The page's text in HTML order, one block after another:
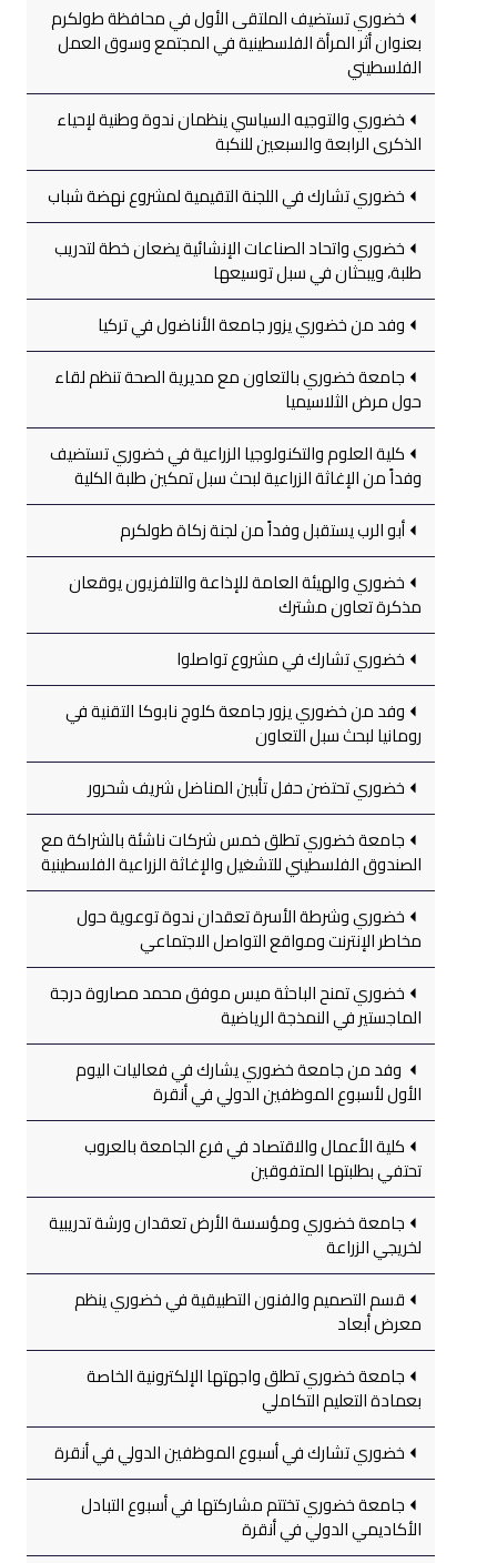
خضوري تستضيف الملتقى الأول في محافظة طولكرم
بعنوان أثر المرأة الفلسطينية في المجتمع وسوق العمل
الفلسطيني
خضوري والتوجيه السياسي ينظمان ندوة وطنية لإحياء
الذكرى الرابعة والسبعين للنكبة
خضوري تشارك في اللجنة التقيمية لمشروع نهضة شباب
خضوري واتحاد الصناعات الإنشائية يضعان خطة لتدريب
طلبة، ويبحثان في سبل توسيعها
وفد من خضوري يزور جامعة الأناضول في تركيا
جامعة خضوري بالتعاون مع مديرية الصحة تنظم لقاء
حول مرض الثلاسيميا
كلية العلوم والتكنولوجيا الزراعية في خضوري تستضيف
وفداً من الإغاثة الزراعية لبحث سبل تمكين طلبة الكلية
أبو الرب يستقبل وفداً من لجنة زكاة طولكرم
خضوري والهيئة العامة للإذاعة والتلفزيون يوقعان
مذكرة تعاون مشترك
خضوري تشارك في مشروع تواصلوا
وفد من خضوري يزور جامعة كلوج نابوكا التقنية في
رومانيا لبحث سبل التعاون
خضوري تحتضن حفل تأبين المناضل شريف شحرور
جامعة خضوري تطلق خمس شركات ناشئة بالشراكة مع
الصندوق الفلسطيني للتشغيل والإغاثة الزراعية الفلسطينية
خضوري وشرطة الأسرة تعقدان ندوة توعوية حول
مخاطر الإنترنت ومواقع التواصل الاجتماعي
خضوري تمنح الباحثة ميس موفق محمد مصاروة درجة
الماجستير في النمذجة الرياضية
وفد من جامعة خضوري يشارك في فعاليات اليوم
الأول لأسبوع الموظفين الدولي في أنقرة
كلية الأعمال والاقتصاد في فرع الجامعة بالعروب
تحتفي بطلبتها المتفوقين
جامعة خضوري ومؤسسة الأرض تعقدان ورشة تدريبية
لخريجي الزراعة
قسم التصميم والفنون التطبيقية في خضوري ينظم
معرض أبعاد
جامعة خضوري تطلق واجهتها الإلكترونية الخاصة
بعمادة التعليم التكاملي
خضوري تشارك في أسبوع الموظفين الدولي في أنقرة
جامعة خضوري تختتم مشاركتها في أسبوع التبادل
الأكاديمي الدولي في أنقرة